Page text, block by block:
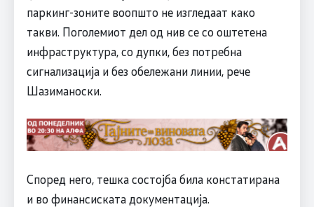
паркинг-зоните воопшто не изгледаат како
такви. Поголемиот дел од нив се со оштетена
инфраструктура, со дупки, без потребна
сигнализација и без обележани линии, рече
Шазиманоски.
Според него, тешка состојба била констатирана
и во финансиската документација.